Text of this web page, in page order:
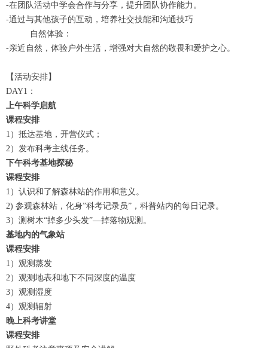
-在团队活动中学会合作与分享，提升团队协作能力。
-通过与其他孩子的互动，培养社交技能和沟通技巧
自然体验‌：
-亲近自然，体验户外生活，增强对大自然的敬畏和爱护之心。
【活动安排】
DAY1：
上午科学启航
课程安排
1）抵达基地，开营仪式；
2）发布科考主线任务。
下午科考基地探秘
课程安排
1）认识和了解森林站的作用和意义。
2) 参观森林站，化身”科考记录员”，科普站内的每日记录。
3）测树木“掉多少头发”—掉落物观测。
基地内的气象站
课程安排
1）观测蒸发
2）观测地表和地下不同深度的温度
3）观测湿度
4）观测辐射
晚上科考讲堂
课程安排